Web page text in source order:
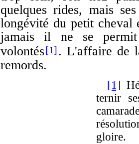
quelques rides, mais
longévité du petit cheval
jamais il ne se
volontés[1]. L'affaire de
remords.
[1]
ternir
gloire.